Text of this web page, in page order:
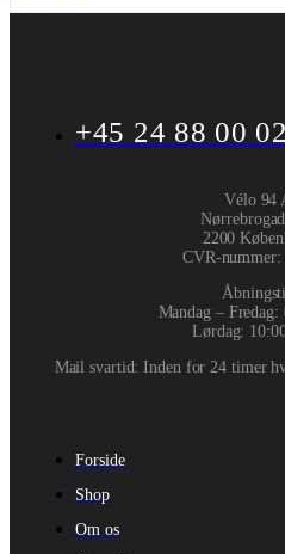
+45 24 88 00 02
Vélo 94
2200
CVR-nummer:
Mandag –
Lørdag:
Mail svartid: Inden for 24 timer
Forside
Shop
Om os